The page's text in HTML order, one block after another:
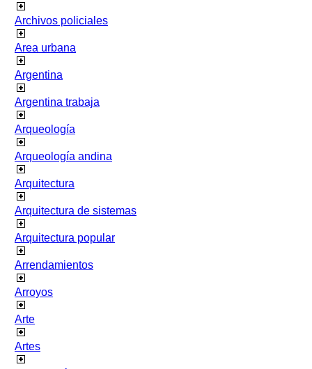
Archivos policiales
Area urbana
Argentina
Argentina trabaja
Arqueología
Arqueología andina
Arquitectura
Arquitectura de sistemas
Arquitectura popular
Arrendamientos
Arroyos
Arte
Artes